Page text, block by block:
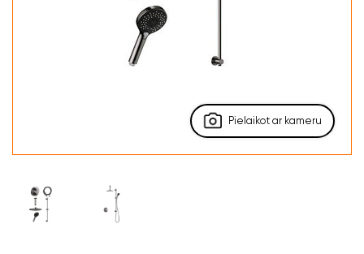
Pielaikot ar kameru